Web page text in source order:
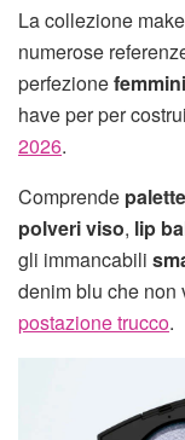
La collezione
numerose
perfezione
have per per
2026.
Comprende
polveri viso, lip
gli immancabili
denim blu che non
postazione trucco.